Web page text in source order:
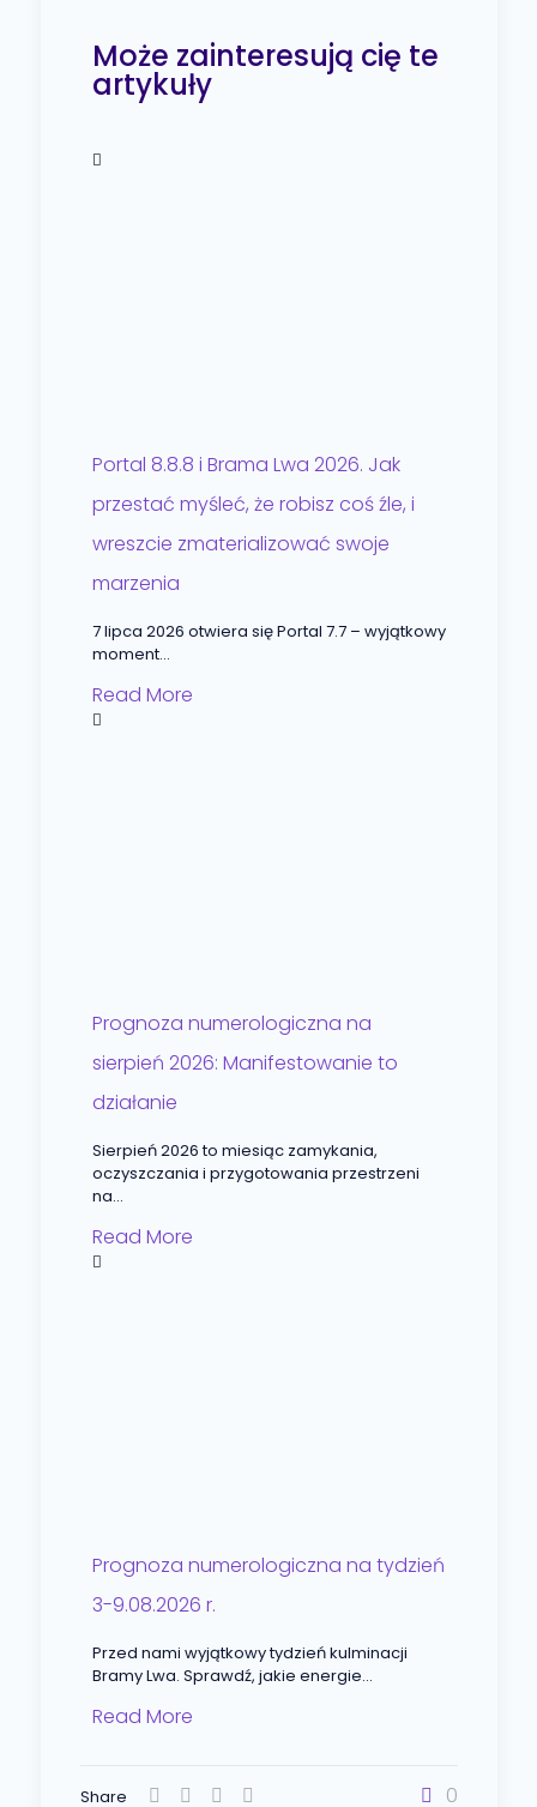
Może zainteresują cię te
artykuły
Portal 8.8.8 i Brama Lwa 2026. Jak
przestać myśleć, że robisz coś źle, i
wreszcie zmaterializować swoje
marzenia
7 lipca 2026 otwiera się Portal 7.7 – wyjątkowy
moment...
Read More
Prognoza numerologiczna na
sierpień 2026: Manifestowanie to
działanie
Sierpień 2026 to miesiąc zamykania,
oczyszczania i przygotowania przestrzeni
na...
Read More
Prognoza numerologiczna na tydzień
3-9.08.2026 r.
Przed nami wyjątkowy tydzień kulminacji
Bramy Lwa. Sprawdź, jakie energie...
Read More
Share 0